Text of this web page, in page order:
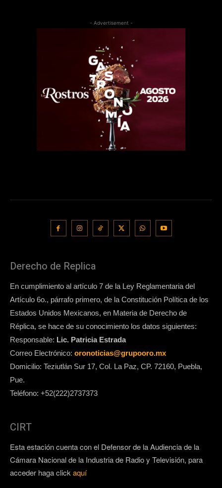
- Advertisement -
Derecho de Replica
En cumplimiento al artículo 7 de la Ley Reglamentaria del
Artículo 6o., párrafo primero, de la Constitución Política de los
Estados Unidos Mexicanos, en Materia de Derecho de
Réplica, se hace de su conocimiento los datos siguientes:
Responsable: Lic. Patricia Estrada
Correo Electrónico: oronoticias@grupooro.mx
Domicilio: Teziutlán Sur 17, Col. La Paz, CP. 72160, Puebla,
Pue.
Teléfono: +52(222)2737373
CIRT
Esta estación cuenta con el Defensor de la Audiencia de la
Cámara Nacional de la Industria de Radio y Televisión, para
acceder haga click aquí